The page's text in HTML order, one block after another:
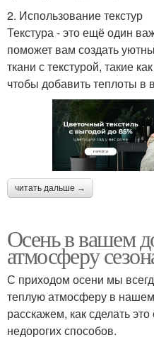
2. Использование текстур
Текстура - это ещё один
поможет вам создать
ткани с текстурой, такие
чтобы добавить теплоты в
читать дальше →
Осень в вашем
атмосферу
С приходом осени мы
теплую атмосферу в
расскажем, как сделать
недорогих способов.